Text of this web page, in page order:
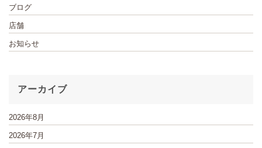
ブログ
店舗
お知らせ
アーカイブ
2026年8月
2026年7月